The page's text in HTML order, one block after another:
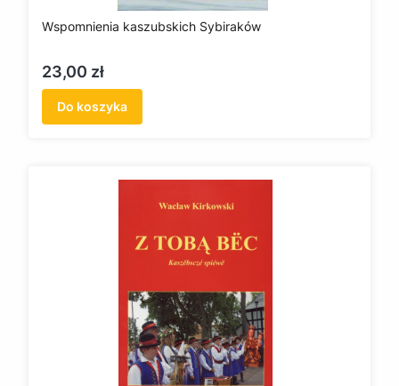
Wspomnienia kaszubskich Sybiraków
Cena
23,00 zł
Do koszyka